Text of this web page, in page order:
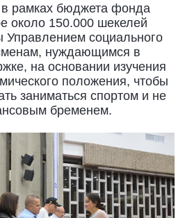
рамках бюджета фонда
около 150.000 шекелей
социального
нуждающимся в
на основании изучения
положения, чтобы
заниматься спортом и не
бременем.